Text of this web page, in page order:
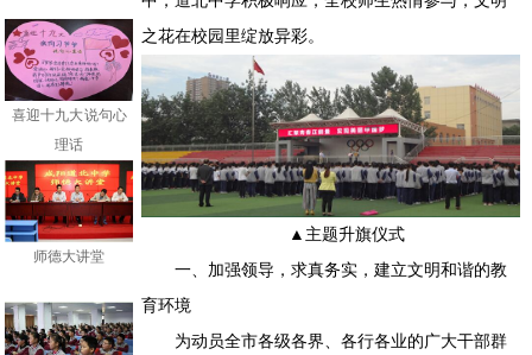
喜迎十九大 说句心
理话
师德大讲堂
之花在校园里绽放异彩。
▲主题升旗仪式
一、加强领导，求真务实，建立文明和谐的教
育环境
为动员全市各级各界、各行各业的广大干部群